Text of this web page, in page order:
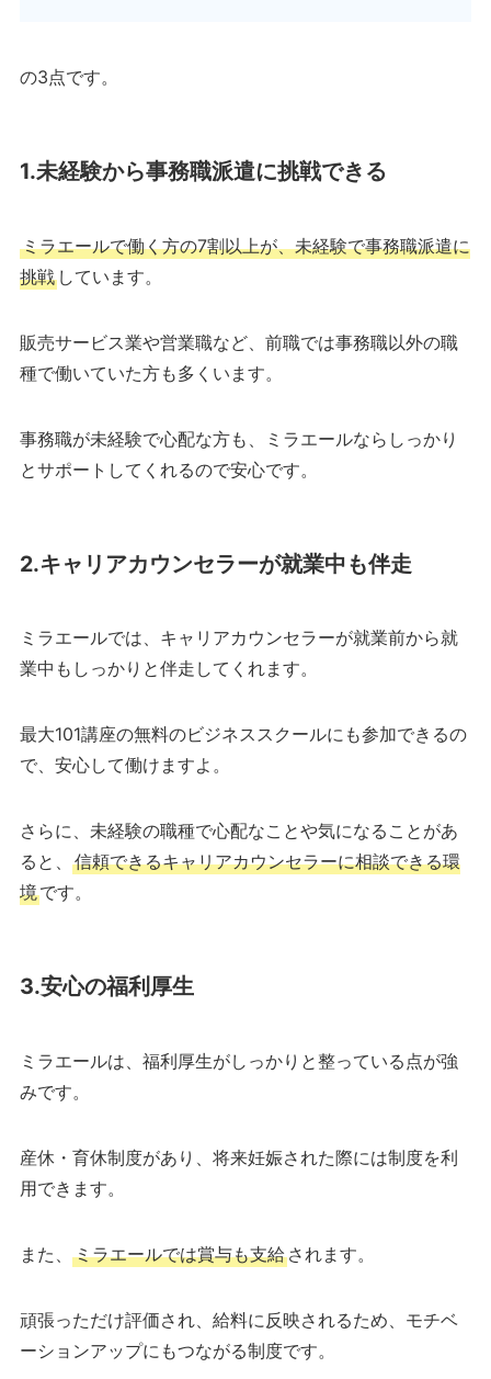
の3点です。
1.未経験から事務職派遣に挑戦できる
ミラエールで働く方の7割以上が、未経験で事務職派遣に
挑戦しています。
販売サービス業や営業職など、前職では事務職以外の職
種で働いていた方も多くいます。
事務職が未経験で心配な方も、ミラエールならしっかり
とサポートしてくれるので安心です。
2.キャリアカウンセラーが就業中も伴走
ミラエールでは、キャリアカウンセラーが就業前から就
業中もしっかりと伴走してくれます。
最大101講座の無料のビジネススクールにも参加できるの
で、安心して働けますよ。
さらに、未経験の職種で心配なことや気になることがあ
ると、 信頼できるキャリアカウンセラーに相談できる環
境です。
3.安心の福利厚生
ミラエールは、福利厚生がしっかりと整っている点が強
みです。
産休・育休制度があり、将来妊娠された際には制度を利
用できます。
また、 ミラエールでは賞与も支給されます。
頑張っただけ評価され、給料に反映されるため、モチベ
ーションアップにもつながる制度です。